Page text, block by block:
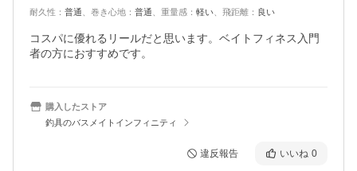
耐久性 ： 普通 巻き心地 ： 普通 重量感 ： 軽い 飛距離 ： 良い
コスパに優れるリールだと思います。ベイトフィネス入門
者の方におすすめです。
購入したストア
釣具のバスメイトインフィニティ
違反報告 いいね 0